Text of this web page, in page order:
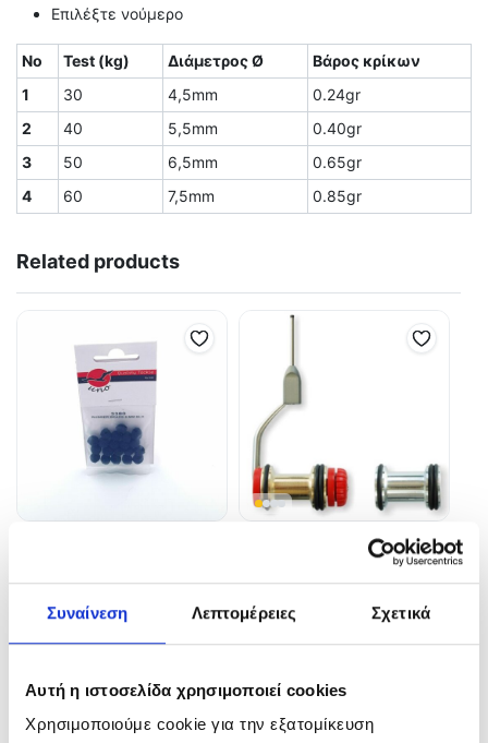
Συναίνεση Λεπτομέρειες Σχετικά
Αυτή η ιστοσελίδα χρησιμοποιεί cookies
Χρησιμοποιούμε cookie για την εξατομίκευση
Επιλέξτε νούμερο
No Test (kg) Διάμετρος Ø
Βάρος κρίκων
1
30 4,5mm
0.24gr
2
40 5,5mm
0.40gr
3
50 6,5mm
0.65gr
4
60 7,5mm 0.85gr
Related products
1,00€0,90€
In Stock
Stonfo Art 530 Rotoknotter
26,50€
In Stock